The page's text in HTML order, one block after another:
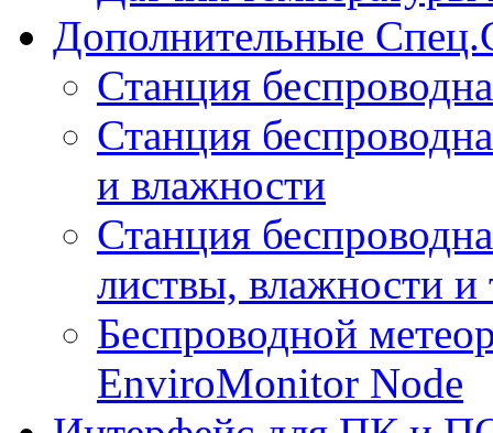
Дополнительные
Станция
Станция
и влажности
Станция
листвы, влажности
Беспроводной
EnviroMonitor Node